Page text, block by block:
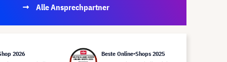
Alle Ansprechpartner
2026
Beste Online-Shops 2025